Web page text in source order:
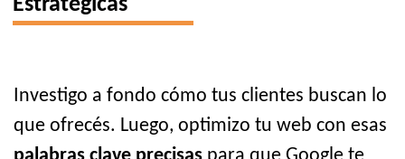
Estratégicas
Investigo a fondo cómo tus clientes buscan lo
que ofrecés. Luego, optimizo tu web con esas